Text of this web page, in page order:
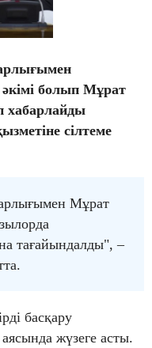
болып Мұрат
хабарлайды
сілтеме
Мұрат
тағайындалды", –
басқару
аясында жүзеге асты.